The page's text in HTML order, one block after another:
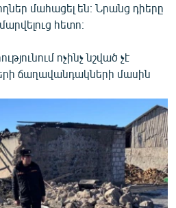
մահացել են։ Նրանց դիերը
հետո։
ոչինչ նշված չէ
ճաղավանդակների մասին